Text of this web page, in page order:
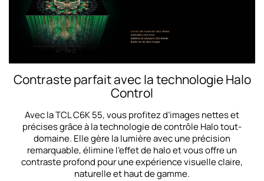
Contraste parfait avec la technologie Halo
Control
Avec la TCL C6K 55, vous profitez d’images nettes et
précises grâce à la technologie de contrôle Halo tout-
domaine. Elle gère la lumière avec une précision
remarquable, élimine l’effet de halo et vous offre un
contraste profond pour une expérience visuelle claire,
naturelle et haut de gamme.